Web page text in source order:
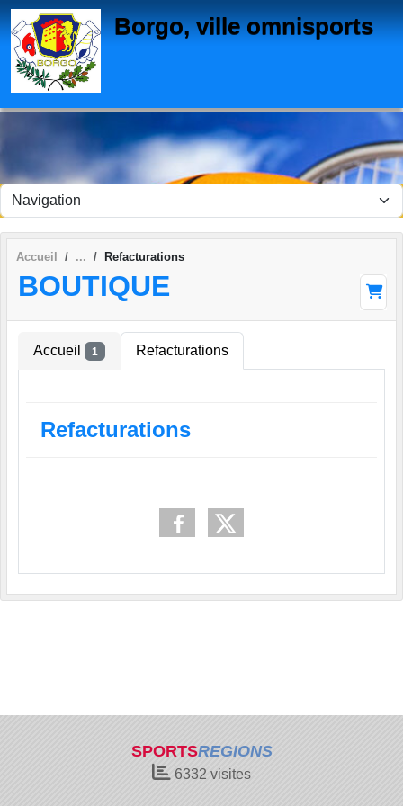
Borgo, ville omnisports
Accueil Refacturations
BOUTIQUE
Accueil 1 Refacturations
Refacturations
SPORTSREGIONS
6332 visites
Panneau de gestion des cookies